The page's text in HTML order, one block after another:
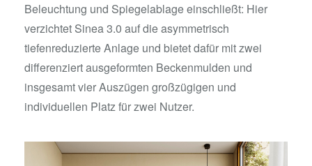
Beleuchtung und Spiegelablage einschließt: Hier
verzichtet Sinea 3.0 auf die asymmetrisch
tiefenreduzierte Anlage und bietet dafür mit zwei
differenziert ausgeformten Beckenmulden und
insgesamt vier Auszügen großzügigen und
individuellen Platz für zwei Nutzer.